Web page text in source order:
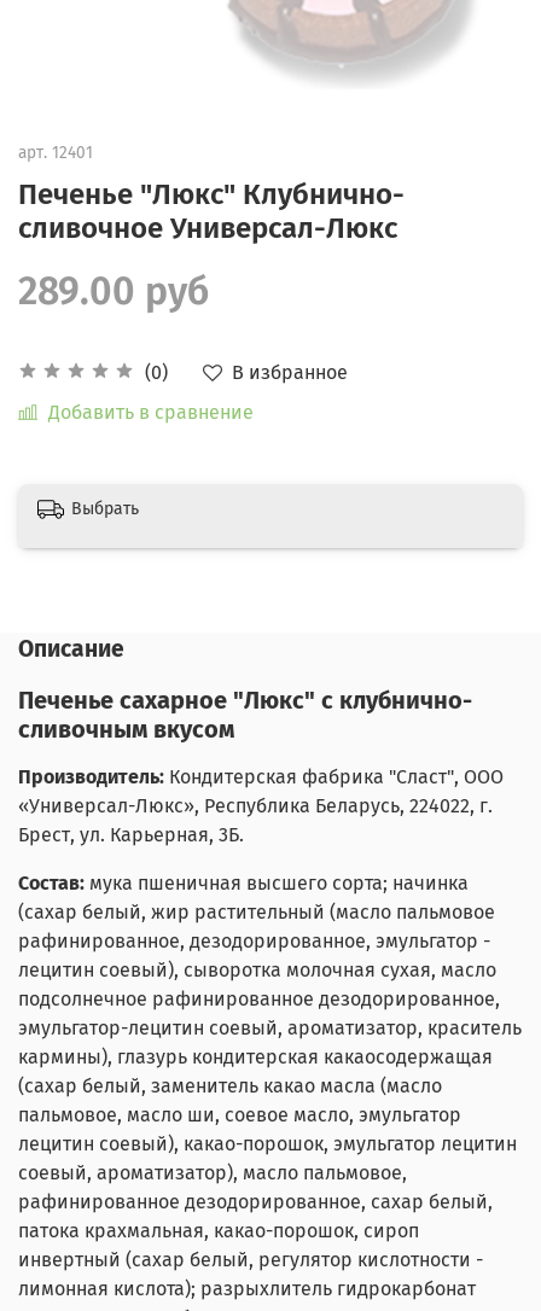
арт. 12401
Печенье "Люкс" Клубнично-
сливочное Универсал-Люкс
(0)
В избранное
Добавить в сравнение
289.00 руб
Выбрать
Описание
Печенье сахарное "Люкс" с клубнично-
сливочным вкусом
Производитель: Кондитерская фабрика "Сласт", ООО
«Универсал-Люкс», Республика Беларусь, 224022, г.
Брест, ул. Карьерная, 3Б.
Состав: мука пшеничная высшего сорта; начинка
(сахар белый, жир растительный (масло пальмовое
рафинированное, дезодорированное, эмульгатор -
лецитин соевый), сыворотка молочная сухая, масло
подсолнечное рафинированное дезодорированное,
эмульгатор-лецитин соевый, ароматизатор, краситель
кармины), глазурь кондитерская какаосодержащая
(сахар белый, заменитель какао масла (масло
пальмовое, масло ши, соевое масло, эмульгатор
лецитин соевый), какао-порошок, эмульгатор лецитин
соевый, ароматизатор), масло пальмовое,
рафинированное дезодорированное, сахар белый,
патока крахмальная, какао-порошок, сироп
инвертный (сахар белый, регулятор кислотности -
лимонная кислота); разрыхлитель гидрокарбонат